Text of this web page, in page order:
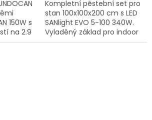
150W s
na 2.9
Kompletní pěstební set pro
stan 100x100x200 cm s LED
SANlight EVO 5-100 340W.
Vyladěný základ pro indoor
pěstování, který jde upravit